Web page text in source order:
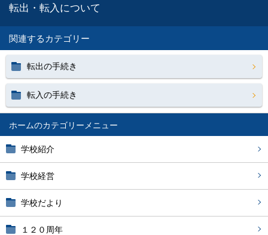
ホーム
学校紹介
学校経営
学校だより
１２０周年
転出・転入について
関連するカテゴリー
転出の手続き
転入の手続き